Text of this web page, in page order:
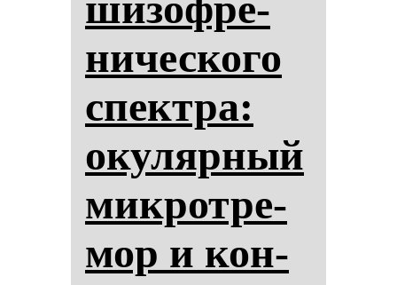
ни­чес­ко­го
спек­тра:
оку­ляр­ный
мик­рот­ре­
мор и кон­